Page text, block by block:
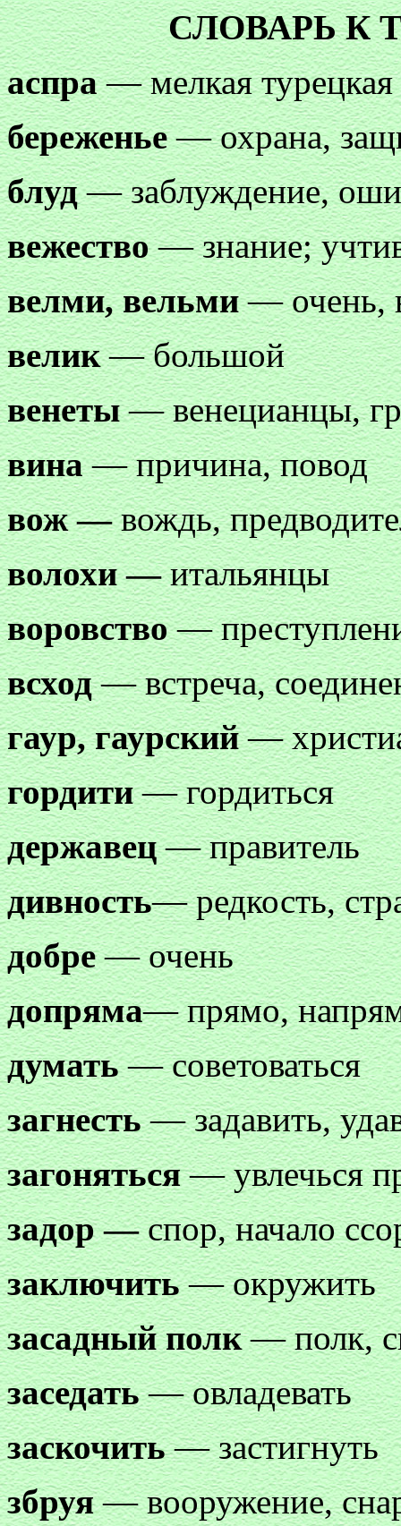
СЛОВАРЬ К
аспра— мелкая турецкая
береженье— охрана,
блуд— заблуждение,
вежество— знание;
велми, вельми— очень,
велик— большой
венеты— венецианцы,
вина— причина, повод
вож —вождь,
волохи —итальянцы
воровство—
всход— встреча,
гаур, гаурский—
гордити— гордиться
державец— правитель
дивность— редкость,
добре— очень
допряма— прямо,
думать— советоваться
загнесть— задавить,
загоняться— увлечься
задор —спор, начало
заключить— окружить
засадный полк— полк,
заседать— овладевать
заскочить— застигнуть
збруя— вооружение,